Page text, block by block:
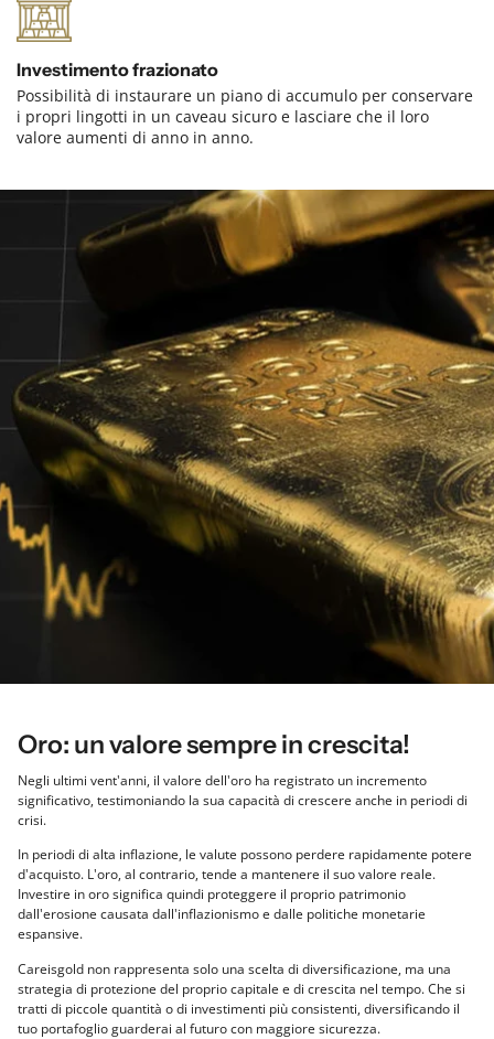
Investimento frazionato
Possibilità di instaurare un piano di accumulo per conservare
i propri lingotti in un caveau sicuro e lasciare che il loro
valore aumenti di anno in anno.
Oro: un valore sempre in crescita!
Negli ultimi vent'anni, il valore dell'oro ha registrato un incremento
significativo, testimoniando la sua capacità di crescere anche in periodi di
crisi.
In periodi di alta inflazione, le valute possono perdere rapidamente potere
d'acquisto. L'oro, al contrario, tende a mantenere il suo valore reale.
Investire in oro significa quindi proteggere il proprio patrimonio
dall'erosione causata dall'inflazionismo e dalle politiche monetarie
espansive.
Careisgold non rappresenta solo una scelta di diversificazione, ma una
strategia di protezione del proprio capitale e di crescita nel tempo. Che si
tratti di piccole quantità o di investimenti più consistenti, diversificando il
tuo portafoglio guarderai al futuro con maggiore sicurezza.